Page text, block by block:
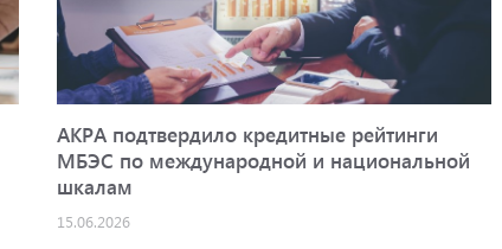
АКРА подтвердило кредитные рейтинги
МБЭС по международной и национальной
шкалам
15.06.2026